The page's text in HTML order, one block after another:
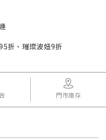
折、璀璨波妞9折
門市庫存